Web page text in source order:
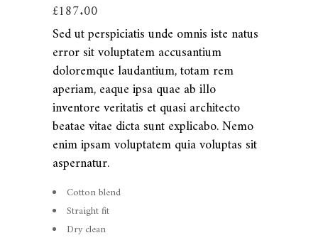
£187.00
Sed ut perspiciatis unde omnis iste natus
error sit voluptatem accusantium
doloremque laudantium, totam rem
aperiam, eaque ipsa quae ab illo
inventore veritatis et quasi architecto
beatae vitae dicta sunt explicabo. Nemo
enim ipsam voluptatem quia voluptas sit
aspernatur.
Cotton blend
Straight fit
Dry clean